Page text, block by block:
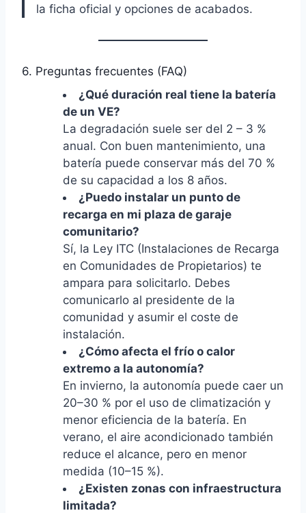
la ficha oficial y opciones de acabados.
6. Preguntas frecuentes (FAQ)
¿Qué duración real tiene la batería
de un VE?
La degradación suele ser del 2 – 3 %
anual. Con buen mantenimiento, una
batería puede conservar más del 70 %
de su capacidad a los 8 años.
¿Puedo instalar un punto de
recarga en mi plaza de garaje
comunitario?
Sí, la Ley ITC (Instalaciones de Recarga
en Comunidades de Propietarios) te
ampara para solicitarlo. Debes
comunicarlo al presidente de la
comunidad y asumir el coste de
instalación.
¿Cómo afecta el frío o calor
extremo a la autonomía?
En invierno, la autonomía puede caer un
20–30 % por el uso de climatización y
menor eficiencia de la batería. En
verano, el aire acondicionado también
reduce el alcance, pero en menor
medida (10–15 %).
¿Existen zonas con infraestructura
limitada?